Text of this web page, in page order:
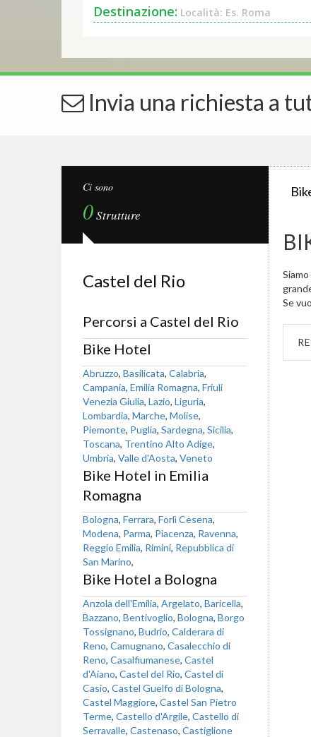
Destinazione: Località: Es. Roma
Invia una richiesta a
Se
Ci sono
0Strutture
Castel del Rio
Percorsi a Castel del Rio
Bike Hotel
Abruzzo, Basilicata, Calabria,
Campania, Emilia Romagna, Friuli
Venezia Giulia, Lazio, Liguria,
Lombardia, Marche, Molise,
Piemonte, Puglia, Sardegna, Sicilia,
Toscana, Trentino Alto Adige,
Umbria, Valle d'Aosta, Veneto
Bike Hotel in Emilia
Romagna
Bologna, Ferrara, Forlì Cesena,
Modena, Parma, Piacenza, Ravenna,
Reggio Emilia, Rimini, Repubblica di
San Marino,
Bike Hotel a Bologna
Anzola dell'Emilia, Argelato, Baricella,
Bazzano, Bentivoglio, Bologna, Borgo
Tossignano, Budrio, Calderara di
Reno, Camugnano, Casalecchio di
Reno, Casalfiumanese, Castel
d'Aiano, Castel del Rio, Castel di
Casio, Castel Guelfo di Bologna,
Castel Maggiore, Castel San Pietro
Terme, Castello d'Argile, Castello di
Serravalle, Castenaso, Castiglione